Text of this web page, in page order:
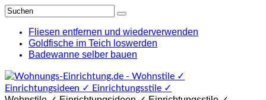
Fliesen entfernen und wiederverwenden
Goldfische im Teich loswerden
Badewanne selber bauen